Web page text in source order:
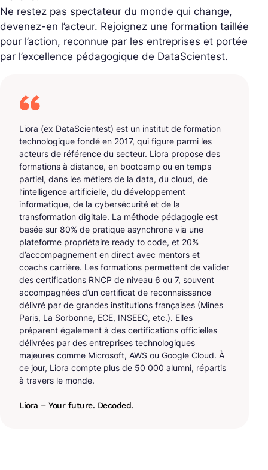
Ne restez pas spectateur du monde qui change,
devenez-en l’acteur. Rejoignez une formation taillée
pour l’action, reconnue par les entreprises et portée
par l’excellence pédagogique de DataScientest.
Liora (ex DataScientest) est un institut de formation
technologique fondé en 2017, qui figure parmi les
acteurs de référence du secteur. Liora propose des
formations à distance, en bootcamp ou en temps
partiel, dans les métiers de la data, du cloud, de
l’intelligence artificielle, du développement
informatique, de la cybersécurité et de la
transformation digitale. La méthode pédagogie est
basée sur 80% de pratique asynchrone via une
plateforme propriétaire ready to code, et 20%
d’accompagnement en direct avec mentors et
coachs carrière. Les formations permettent de valider
des certifications RNCP de niveau 6 ou 7, souvent
accompagnées d’un certificat de reconnaissance
délivré par de grandes institutions françaises (Mines
Paris, La Sorbonne, ECE, INSEEC, etc.). Elles
préparent également à des certifications officielles
délivrées par des entreprises technologiques
majeures comme Microsoft, AWS ou Google Cloud. À
ce jour, Liora compte plus de 50 000 alumni, répartis
à travers le monde.
Liora – Your future. Decoded.